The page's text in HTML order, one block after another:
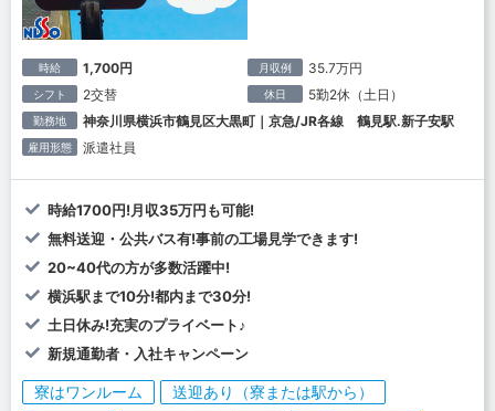
時給 1,700円 月収例 35.7万円
シフト 2交替 休日 5勤2休（土日）
勤務地 神奈川県横浜市鶴見区大黒町｜京急/JR各線 鶴見駅.新子安駅
雇用形態 派遣社員
時給1700円!月収35万円も可能!
無料送迎・公共バス有!事前の工場見学できます!
20~40代の方が多数活躍中!
横浜駅まで10分!都内まで30分!
土日休み!充実のプライベート♪
新規通勤者・入社キャンペーン
寮はワンルーム
送迎あり（寮または駅から）